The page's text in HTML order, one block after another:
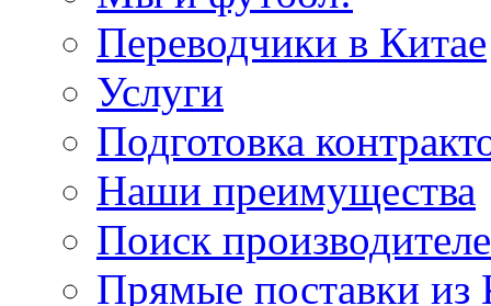
Переводчики в Китае
Услуги
Подготовка
Наши преимущества
Поиск
Прямые поставки из